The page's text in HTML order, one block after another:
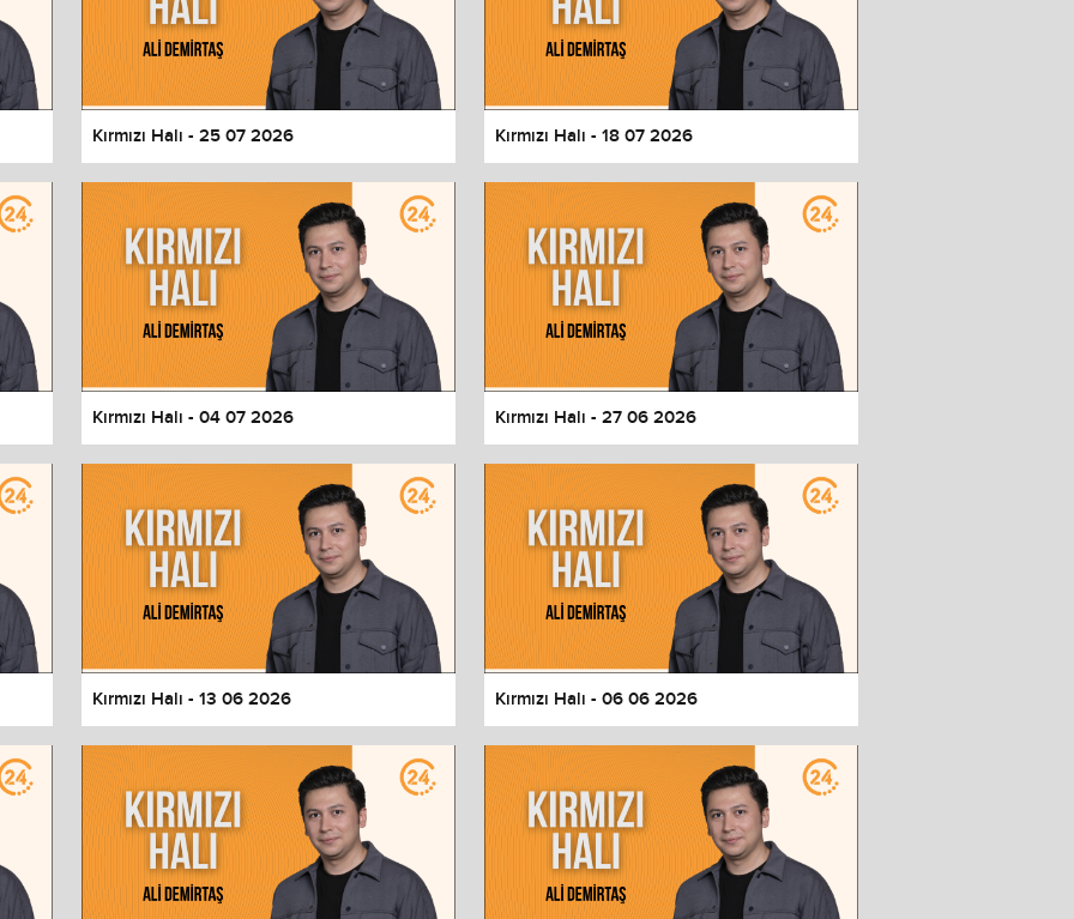
and close the window.
Done
Kırmızı Halı - 25 07 2026 Kırmızı Halı - 18 07 2026
Kırmızı Halı - 04 07 2026 Kırmızı Halı - 27 06 2026
Kırmızı Halı - 13 06 2026 Kırmızı Halı - 06 06 2026